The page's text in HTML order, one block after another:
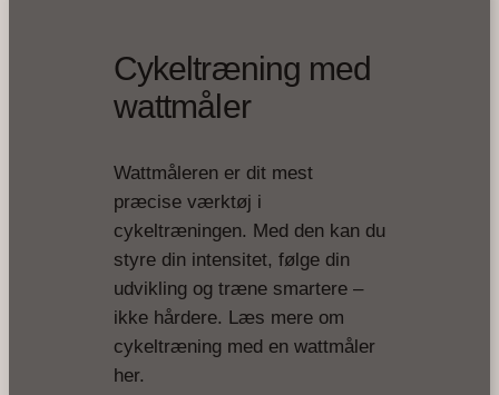
Cykeltræning med
wattmåler
Wattmåleren er dit mest
præcise værktøj i
cykeltræningen. Med den kan du
styre din intensitet, følge din
udvikling og træne smartere –
ikke hårdere. Læs mere om
cykeltræning med en wattmåler
her.